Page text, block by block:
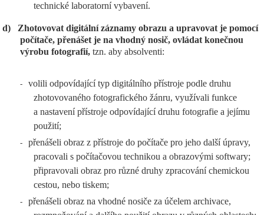
technické laboratorní vybavení.
d)
Zhotovovat digitální záznamy obrazu a upravovat je pomocí
počítače, přenášet je na vhodný nosič, ovládat konečnou
výrobu fotografií, tzn. aby absolventi:
-
volili odpovídající typ digitálního přístroje podle druhu
zhotovovaného fotografického žánru, využívali funkce
a nastavení přístroje odpovídající druhu fotografie a jejímu
použití;
-
přenášeli obraz z přístroje do počítače pro jeho další úpravy,
pracovali s počítačovou technikou a obrazovými softwary;
připravovali obraz pro různé druhy zpracování chemickou
cestou, nebo tiskem;
-
přenášeli obraz na vhodné nosiče za účelem archivace,